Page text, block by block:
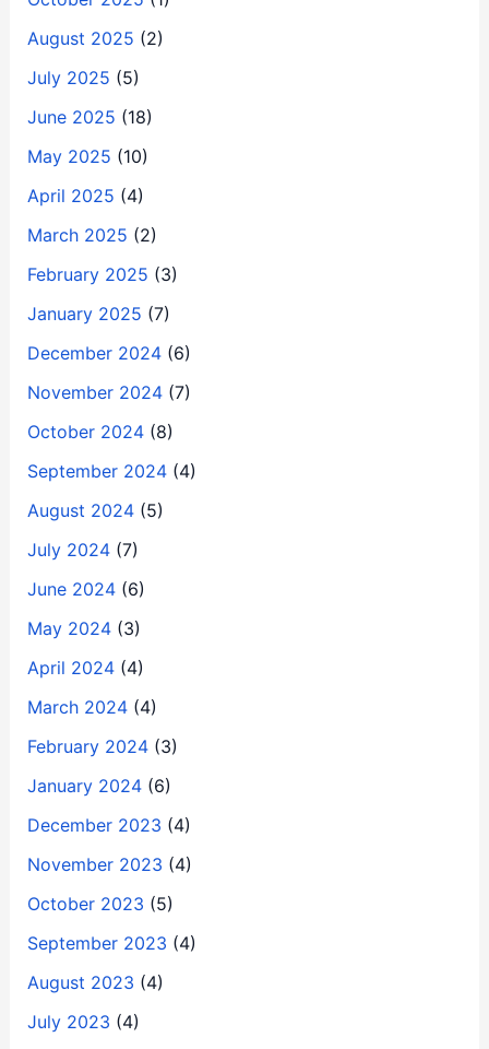
August 2025 (2)
July 2025 (5)
June 2025 (18)
May 2025 (10)
April 2025 (4)
March 2025 (2)
February 2025 (3)
January 2025 (7)
December 2024(6)
November 2024(7)
October 2024(8)
September 2024(4)
August 2024(5)
July 2024(7)
June 2024(6)
May 2024(3)
April 2024(4)
March 2024(4)
February 2024(3)
January 2024(6)
December 2023 (4)
November 2023 (4)
October 2023 (5)
September 2023 (4)
August 2023 (4)
July 2023 (4)